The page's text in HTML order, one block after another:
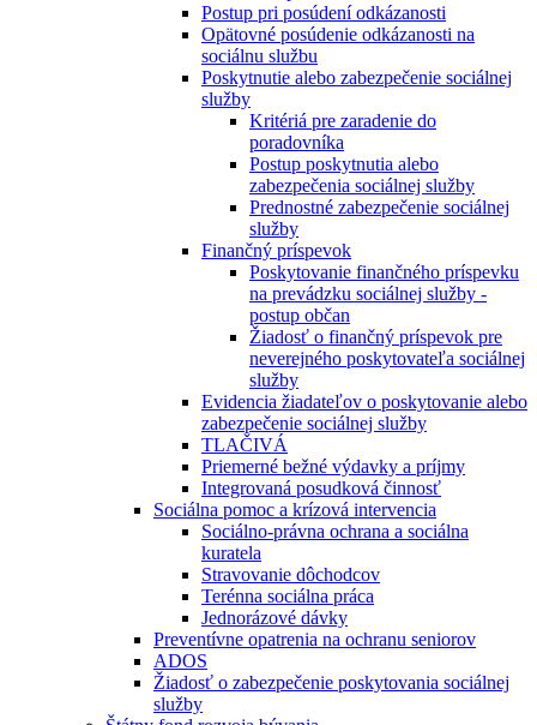
Postup pri posúdení odkázanosti
Opätovné posúdenie odkázanosti na
sociálnu službu
Poskytnutie alebo zabezpečenie sociálnej
služby
Kritériá pre zaradenie do
poradovníka
Postup poskytnutia alebo
zabezpečenia sociálnej služby
Prednostné zabezpečenie sociálnej
služby
Finančný príspevok
Poskytovanie finančného príspevku
na prevádzku sociálnej služby -
postup občan
Žiadosť o finančný príspevok pre
neverejného poskytovateľa sociálnej
služby
Evidencia žiadateľov o poskytovanie alebo
zabezpečenie sociálnej služby
TLAČIVÁ
Priemerné bežné výdavky a príjmy
Integrovaná posudková činnosť
Sociálna pomoc a krízová intervencia
Sociálno-právna ochrana a sociálna
kuratela
Stravovanie dôchodcov
Terénna sociálna práca
Jednorázové dávky
Preventívne opatrenia na ochranu seniorov
ADOS
Žiadosť o zabezpečenie poskytovania sociálnej
služby